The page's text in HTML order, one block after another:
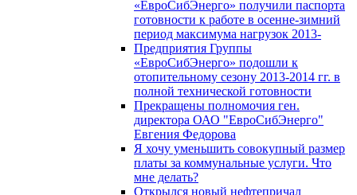
«ЕвроСибЭнерго» получили паспорта
готовности к работе в осенне-зимний
период максимума нагрузок 2013-
Предприятия Группы
«ЕвроСибЭнерго» подошли к
отопительному сезону 2013-2014 гг. в
полной технической готовности
Прекращены полномочия ген.
директора ОАО "ЕвроСибЭнерго"
Евгения Федорова
Я хочу уменьшить совокупный размер
платы за коммунальные услуги. Что
мне делать?
Открылся новый нефтепричал